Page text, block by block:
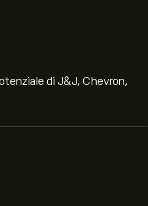
di J&J, Chevron,